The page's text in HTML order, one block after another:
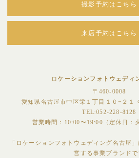
撮影予約はこちら
来店予約はこちら
ロケーションフォトウェディ
〒460-0008
愛知県名古屋市中区栄１丁目１０−２１
TEL:052-228-8128
営業時間：10:00〜19:00（定休日：
「ロケーションフォトウェディング名古屋
営する事業ブランドで